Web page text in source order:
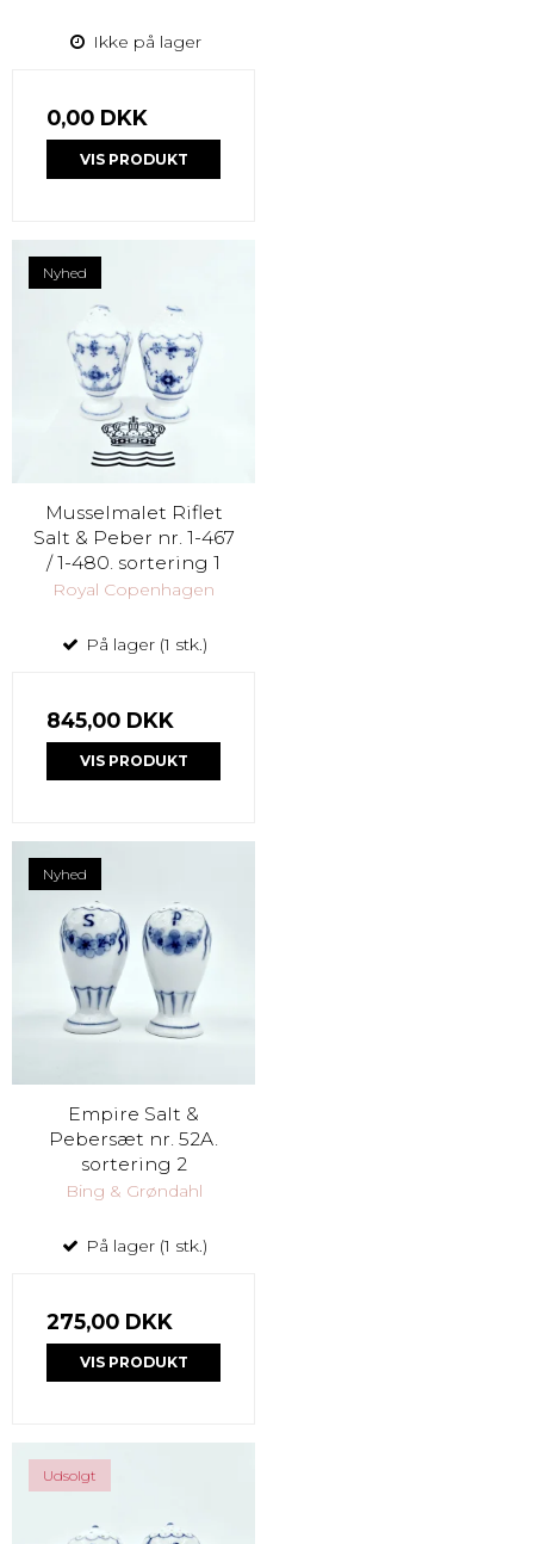
Ikke på lager
0,00 DKK
VIS PRODUKT
Nyhed
Musselmalet Riflet
Salt & Peber nr. 1-467
/ 1-480. sortering 1
Royal Copenhagen
På lager (1 stk.)
845,00 DKK
VIS PRODUKT
Nyhed
Empire Salt &
Pebersæt nr. 52A.
sortering 2
Bing & Grøndahl
På lager (1 stk.)
275,00 DKK
VIS PRODUKT
Udsolgt